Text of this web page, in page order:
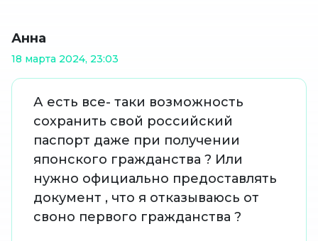
Анна
18 марта 2024, 23:03
А есть все- таки возможность
сохранить свой российский
паспорт даже при получении
японского гражданства ? Или
нужно официально предоставлять
документ , что я отказываюсь от
своно первого гражданства ?